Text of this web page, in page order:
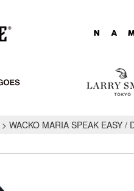
WACKO MARIA SPEAK EASY /